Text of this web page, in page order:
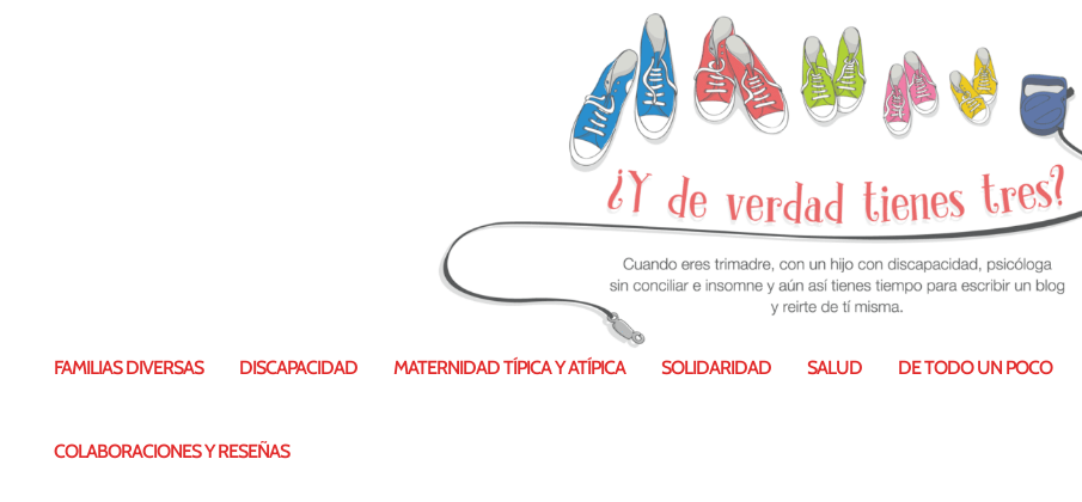
FAMILIAS DIVERSAS DISCAPACIDAD MATERNIDAD TÍPICA Y ATÍPICA SOLIDARIDAD SALUD DE TODO UN POCO
COLABORACIONES Y RESEÑAS